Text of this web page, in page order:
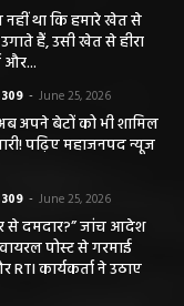
नहीं था कि हमारे खेत से
हैं, उसी खेत से हीरा
और...
- June 25, 2026
अब अपने बेटों को भी शामिल
पढ़िए महाजनपद न्यूज
- June 25, 2026
से दमदार?” जांच आदेश
पोस्ट से गरमाई
कार्यकर्ता ने उठाए